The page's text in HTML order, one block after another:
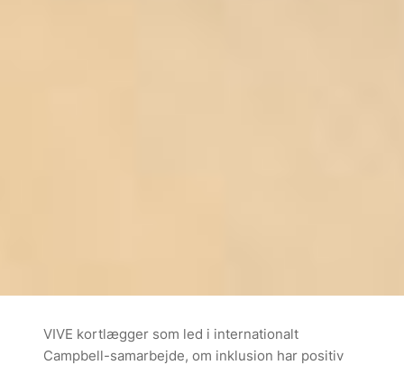
VIVE kortlægger som led i internationalt
Campbell-samarbejde, om inklusion har positiv